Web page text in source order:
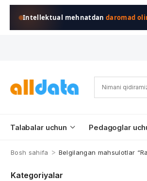
Intellektual mehnatdandaromad
Talabalar uchun Pedagoglar
Bosh sahifa > Belgilangan mahsulotlar
Kategoriyalar